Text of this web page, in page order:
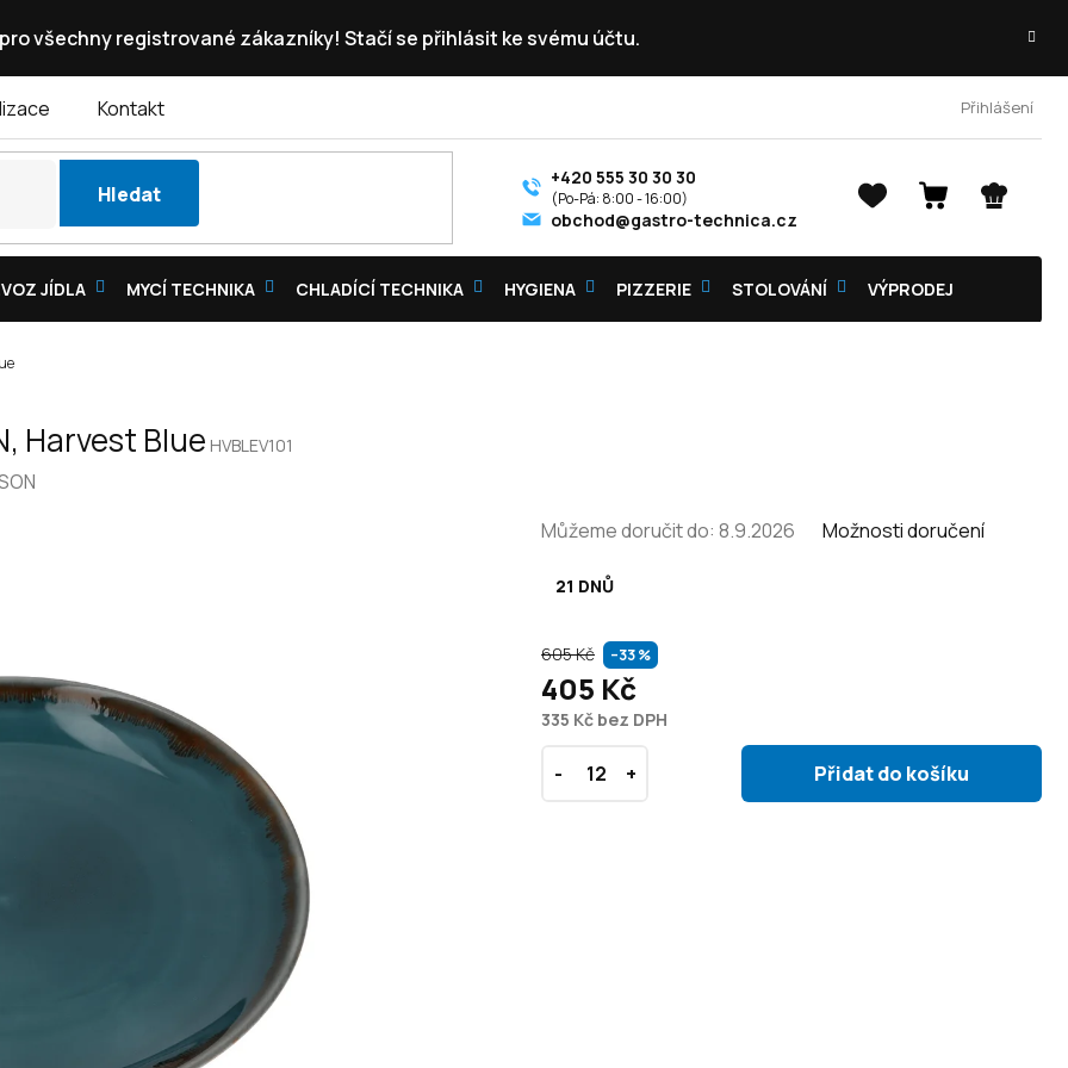
pro všechny registrované zákazníky! Stačí se přihlásit ke svému účtu.
Kontakt Přihlášení
Hledat
NÁKUPNÍ
+420 555 30 30 30
obchod@gastro-technica.cz
JÍDLA MYCÍ TECHNIKA CHLADÍCÍ TECHNIKA HYGIENA PIZZERIE STOLOVÁNÍ VÝPRODEJ
Harvest Blue HVBLEV101
605 Kč –33 %
405 Kč
335 Kč bez DPH
21 DNŮ
Můžeme doručit do: 8.9.2026 Možnosti doručení
Přidat do košíku